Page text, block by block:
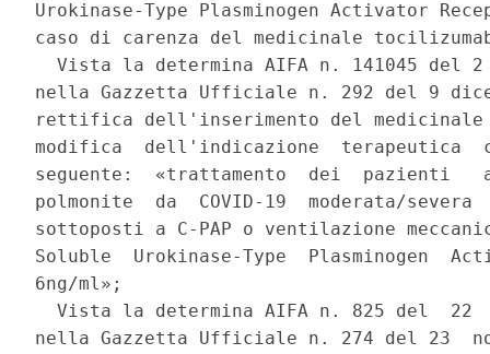
Urokinase-Type Plasminogen Activator
caso di carenza del medicinale
Vista la determina AIFA n. 141045 del
nella Gazzetta Ufficiale n. 292 del 9
rettifica dell'inserimento del
modifica  dell'indicazione  terapeutica
seguente:  «trattamento  dei  pazienti
polmonite  da  COVID-19  moderata/
sottoposti a C-PAP o ventilazione
Soluble  Urokinase-Type  Plasminogen
6ng/ml»;
Vista la determina AIFA n. 825 del  22
nella Gazzetta Ufficiale n. 274 del 23